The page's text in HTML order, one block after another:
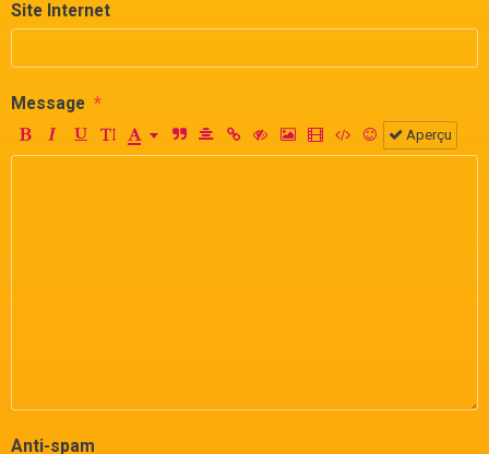
Site Internet
Message
Aperçu
Anti-spam